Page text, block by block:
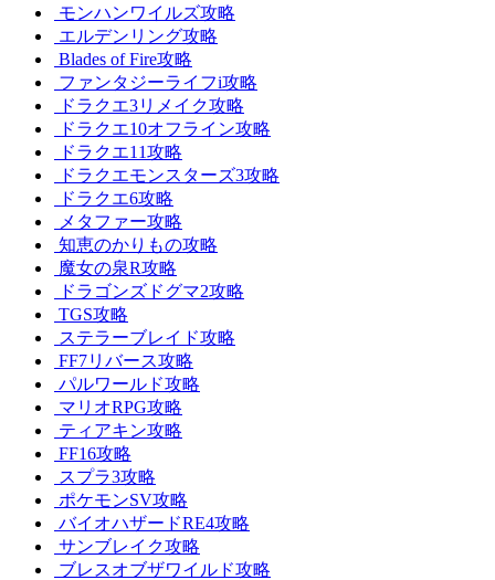
モンハンワイルズ攻略
エルデンリング攻略
Blades of Fire攻略
ファンタジーライフi攻略
ドラクエ3リメイク攻略
ドラクエ10オフライン攻略
ドラクエ11攻略
ドラクエモンスターズ3攻略
ドラクエ6攻略
メタファー攻略
知恵のかりもの攻略
魔女の泉R攻略
ドラゴンズドグマ2攻略
TGS攻略
ステラーブレイド攻略
FF7リバース攻略
パルワールド攻略
マリオRPG攻略
ティアキン攻略
FF16攻略
スプラ3攻略
ポケモンSV攻略
バイオハザードRE4攻略
サンブレイク攻略
ブレスオブザワイルド攻略